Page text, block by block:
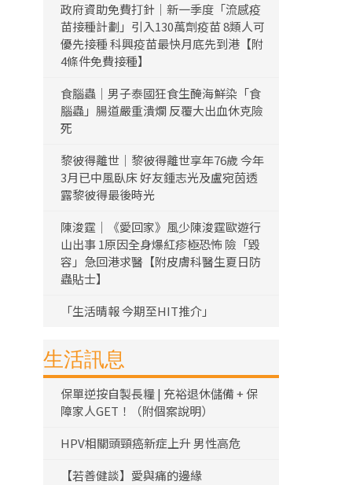
政府資助免費打針｜新一季度「流感疫
苗接種計劃」引入130萬劑疫苗 8類人可
優先接種 科興疫苗最快月底先到港【附
4條件免費接種】
食腦蟲｜男子泰國狂食生醃海鮮染「食
腦蟲」腸道嚴重潰爛 反覆大出血休克險
死
黎彼得離世｜黎彼得離世享年76歲 今年
3月已中風臥床 好友鍾志光及盧宛茵透
露黎彼得最後時光
陳浚霆｜《愛回家》風少陳浚霆歐遊行
山出事 1原因全身爆紅疹極恐怖 險「毀
容」急回港求醫【附皮膚科醫生夏日防
蟲貼士】
「生活晴報 今期至HIT推介」
生活訊息
保單逆按自製長糧 | 充裕退休儲備 + 保
障家人GET！（附個案說明）
HPV相關頭頸癌新症上升 男性高危
【若善健談】愛與痛的邊緣